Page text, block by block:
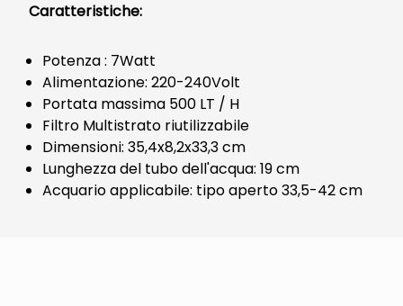
Caratteristiche:
Potenza : 7Watt
Alimentazione: 220-240Volt
Portata massima 500 LT / H
Filtro Multistrato riutilizzabile
Dimensioni: 35,4x8,2x33,3 cm
Lunghezza del tubo dell'acqua: 19 cm
Acquario applicabile: tipo aperto 33,5-42 cm